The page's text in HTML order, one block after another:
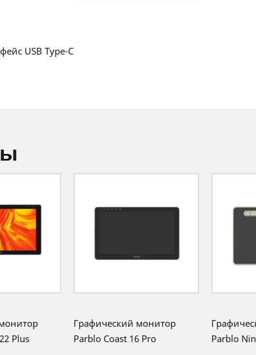
USB Type-C
Plus
Графический монитор
Parblo Coast 16 Pro
Parblo